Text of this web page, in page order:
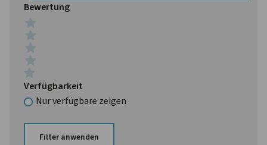
Bewertung
Verfügbarkeit
Nur verfügbare zeigen
Filter anwenden